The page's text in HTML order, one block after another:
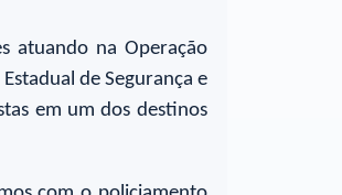
atuando na Operação
de Segurança e
em um dos destinos